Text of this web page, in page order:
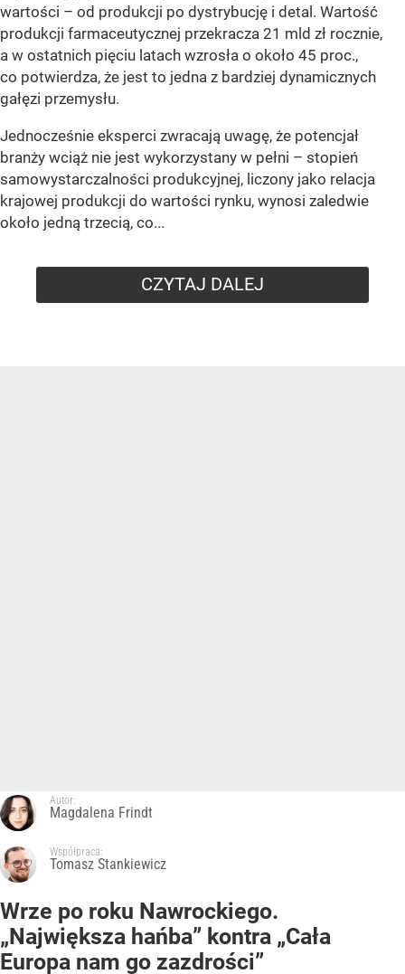
wartości – od produkcji po dystrybucję i detal. Wartość
produkcji farmaceutycznej przekracza 21 mld zł rocznie,
a w ostatnich pięciu latach wzrosła o około 45 proc.,
co potwierdza, że jest to jedna z bardziej dynamicznych
gałęzi przemysłu.
Jednocześnie eksperci zwracają uwagę, że potencjał
branży wciąż nie jest wykorzystany w pełni – stopień
samowystarczalności produkcyjnej, liczony jako relacja
krajowej produkcji do wartości rynku, wynosi zaledwie
około jedną trzecią, co...
CZYTAJ DALEJ
Autor:
Magdalena Frindt
Współpraca:
Tomasz Stankiewicz
Wrze po roku Nawrockiego.
„Największa hańba” kontra „Cała
Europa nam go zazdrości”